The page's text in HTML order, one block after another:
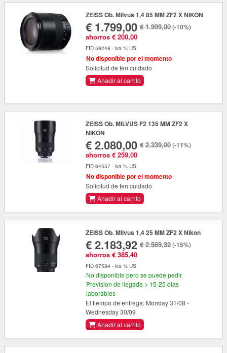
ZEISS Ob. Milvus 1,4 85 MM ZF2 X NIKON
€ 1.799,00
ahorros € 200,00
€ 1.999,00(-10%)
FID 59248 - iva % US
No disponible por el momento
Solicitud de ten cuidado
Anadir al carrito
ZEISS Ob. MILVUS F2 135 MM ZF2 X
NIKON
€ 2.080,00
ahorros € 259,00
€ 2.339,00(-11%)
FID 64557 - iva % US
No disponible por el momento
Solicitud de ten cuidado
Anadir al carrito
ZEISS Ob. Milvus 1,4 25 MM ZF2 X Nikon
€ 2.183,92
ahorros € 385,40
€ 2.569,32(-15%)
FID 67584 - iva % US
No disponible pero se puede pedir
Prevision de llegada > 15-25 dias
laborables
El tiempo de entrega: Monday 31/08 -
Wednesday 30/09
Anadir al carrito